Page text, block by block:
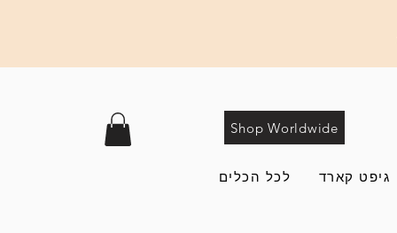
Shop Worldwide
גיפט קארד לכל הכלים